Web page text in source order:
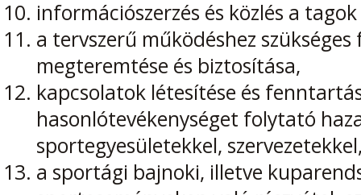
információszerzés és közlés a
a tervszerű működéshez
megteremtése és biztosítása,
kapcsolatok létesítése és
hasonlótevékenységet folytató
sportegyesületekkel,
a sportági bajnoki, illetve